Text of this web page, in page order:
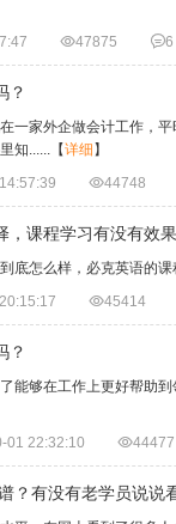
47875 6
？
一家外企做会计工作，
知...... 【详细 】
44748
，课程学习有没有效
底怎么样，必克英语的
45414
？
能够在工作上更好帮助
01 22:32:10 44477
？有没有老学员说说